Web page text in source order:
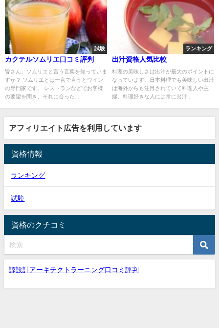
試験
カクテルソムリエ口コミ評判
皆さん、ソムリエと言う言葉を知っていま
すか？ ソムリエとは一言で言うとワイン
の専門家です。 レストランなどでお客様
の要望を聞き、それに合った...
ランキング
出汁資格人気比較
料理の美味しさは出汁が最大のポイントに
なっています。日本料理でも美味しい出汁
は海外からも注目されていて料理人や主
婦、料理好きな人には常に出汁...
アフィリエイト広告を利用しています
資格情報
ランキング
試験
資格のクチコミ
諒設計アーキテクトラーニング口コミ評判